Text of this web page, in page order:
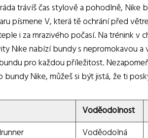
trávíš čas stylově a pohodlně,
písmene V, která tě ochrání před
i za mrazivého počasí. Na trénink v
Nike nabízí bundy s nepromokavou
pro každou příležitost.
Nike, můžeš si být jistá, že ti
Voděodolnost
Voděodolná